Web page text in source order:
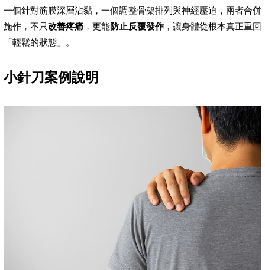
一個針對筋膜深層沾黏，一個調整骨架排列與神經壓迫，兩者合併
施作，不只改善疼痛 ，更能防止反覆發作，讓身體從根本真正重回
「輕鬆的狀態」。
小針刀案例說明